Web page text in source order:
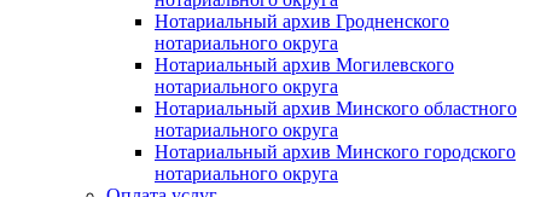
Нотариальный архив Гродненского
нотариального округа
Нотариальный архив Могилевского
нотариального округа
Нотариальный архив Минского областного
нотариального округа
Нотариальный архив Минского городского
нотариального округа